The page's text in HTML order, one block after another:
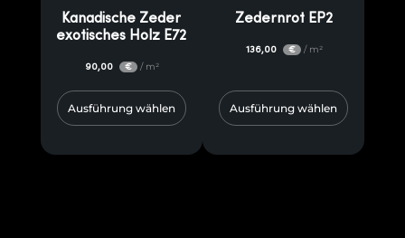
Kanadische Zeder
exotisches Holz E72
90,00 € / m²
Ausführung wählen
Zedernrot EP2
136,00 € / m²
Ausführung wählen